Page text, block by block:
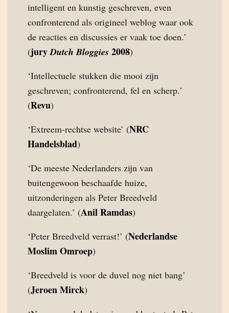
intelligent en kunstig geschreven, even
confronterend als origineel weblog waar ook
de reacties en discussies er vaak toe doen.’
(juryDutch Bloggies 2008)
‘Intellectuele stukken die mooi zijn
geschreven; confronterend, fel en scherp.’
(Revu)
‘Extreem-rechtse website’ (NRC
Handelsblad)
‘De meeste Nederlanders zijn van
buitengewoon beschaafde huize,
uitzonderingen als Peter Breedveld
daargelaten.’ (Anil Ramdas)
‘Peter Breedveld verrast!’ (Nederlandse
Moslim Omroep)
‘Breedveld is voor de duvel nog niet bang’
(Jeroen Mirck)